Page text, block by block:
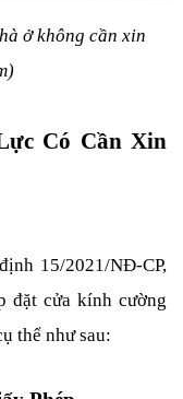
ở không cần xin
Có Cần Xin
15/2021/NĐ-CP,
đặt cửa kính cường
thể như sau: